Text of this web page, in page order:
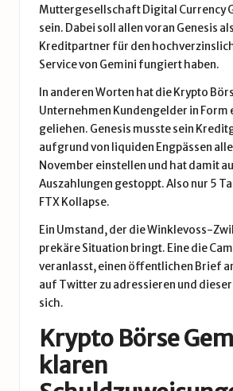
Muttergesellschaft Digital Currency
sein. Dabei soll allen voran Genesis
Kreditpartner für den
Service von Gemini fungiert haben.
In anderen Worten hat die Krypto
Unternehmen Kundengelder in Form
geliehen. Genesis musste sein
aufgrund von liquiden Engpässen
November einstellen und hat damit
Auszahlungen gestoppt. Also nur 5
FTX Kollapse.
Ein Umstand, der die Winklevoss-
prekäre Situation bringt. Eine die
veranlasst, einen öffentlichen Brief
auf Twitter zu adressieren und
sich.
Krypto Börse
klaren